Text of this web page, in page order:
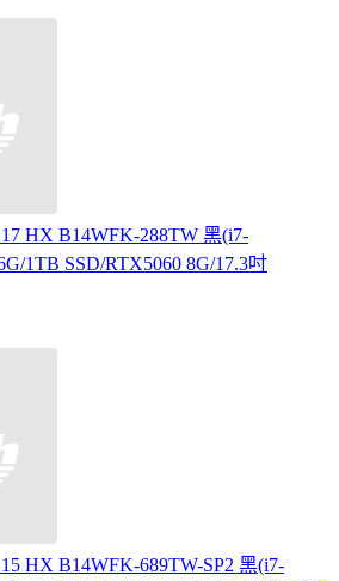
HX B14WFK-288TW 黑(i7-
1TB SSD/RTX5060 8G/17.3吋
HX B14WFK-689TW-SP2 黑(i7-